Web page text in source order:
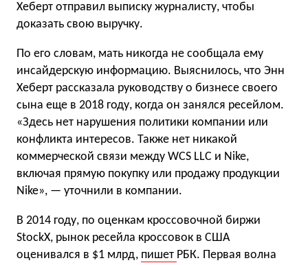
Хеберт отправил выписку журналисту, чтобы
доказать свою выручку.
По его словам, мать никогда не сообщала ему
инсайдерскую информацию. Выяснилось, что Энн
Хеберт рассказала руководству о бизнесе своего
сына еще в 2018 году, когда он занялся ресейлом.
«Здесь нет нарушения политики компании или
конфликта интересов. Также нет никакой
коммерческой связи между WCS LLC и Nike,
включая прямую покупку или продажу продукции
Nike», — уточнили в компании.
В 2014 году, по оценкам кроссовочной биржи
StockX, рынок ресейла кроссовок в США
оценивался в $1 млрд, пишет РБК. Первая волна